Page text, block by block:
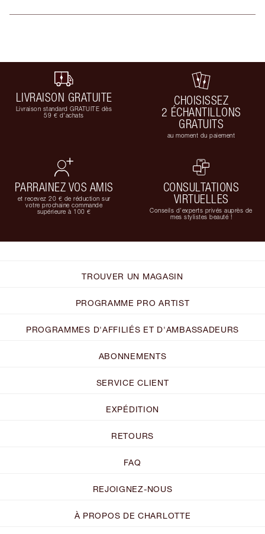
LIVRAISON GRATUITE
Livraison standard GRATUITE dès
59 € d'achats
CHOISISSEZ
2 ÉCHANTILLONS
GRATUITS
au moment du paiement
PARRAINEZ VOS AMIS
et recevez 20 € de réduction sur
votre prochaine commande
supérieure à 100 €
CONSULTATIONS
VIRTUELLES
Conseils d'experts privés auprès de
mes stylistes beauté !
TROUVER UN MAGASIN
PROGRAMME PRO ARTIST
PROGRAMMES D'AFFILIÉS ET D'AMBASSADEURS
ABONNEMENTS
SERVICE CLIENT
EXPÉDITION
RETOURS
FAQ
REJOIGNEZ-NOUS
À PROPOS DE CHARLOTTE